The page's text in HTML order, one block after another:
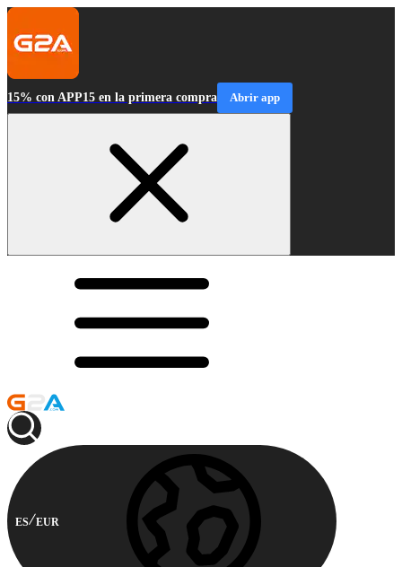
15% con APP15 en la primera compra Abrir app
ES EUR